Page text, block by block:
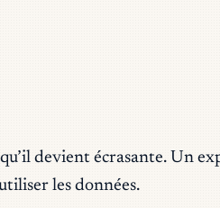
devient écrasante. Un
les données.